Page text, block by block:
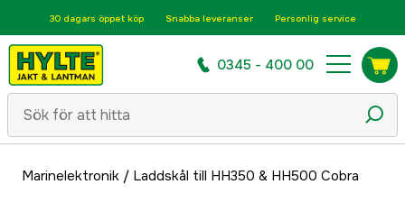
30 dagars öppet köp Snabba leveranser Personlig service
0345 - 400 00
Marinelektronik / Laddskål till HH350 & HH500 Cobra